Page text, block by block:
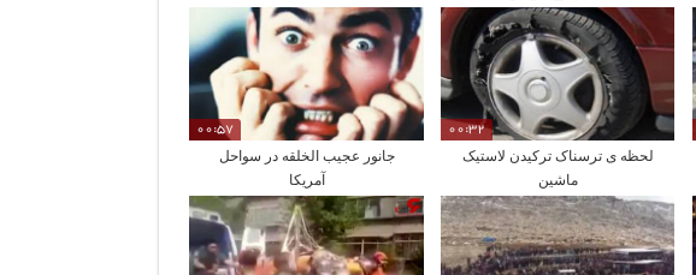
00:32
لحظه ی ترسناک ترکیدن لاستیک
ماشین
00:57
جانور عجیب الخلقه در سواحل
آمریکا